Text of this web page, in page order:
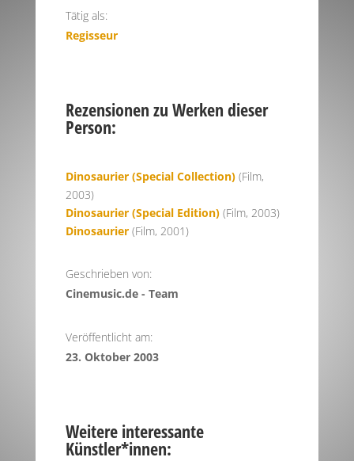
Tätig als:
Regisseur
Rezensionen zu Werken dieser
Person:
Dinosaurier (Special Collection)(Film,
2003)
Dinosaurier (Special Edition)(Film, 2003)
Dinosaurier(Film, 2001)
Geschrieben von:
Cinemusic.de - Team
Veröffentlicht am:
23. Oktober 2003
Weitere interessante
Künstler*innen: